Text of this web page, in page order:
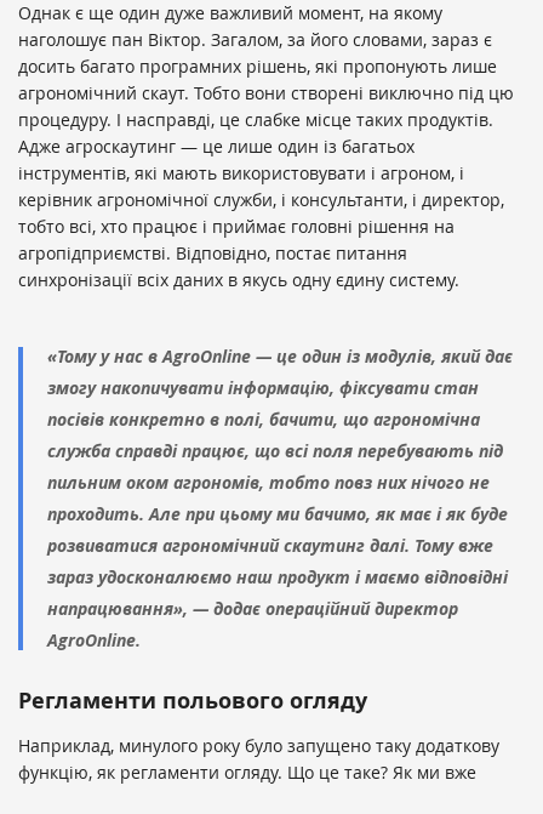
Однак є ще один дуже важливий момент, на якому
наголошує пан Віктор. Загалом, за його словами, зараз є
досить багато програмних рішень, які пропонують лише
агрономічний скаут. Тобто вони створені виключно під цю
процедуру. І насправді, це слабке місце таких продуктів.
Адже агроскаутинг — це лише один із багатьох
інструментів, які мають використовувати і агроном, і
керівник агрономічної служби, і консультанти, і директор,
тобто всі, хто працює і приймає головні рішення на
агропідприємстві. Відповідно, постає питання
синхронізації всіх даних в якусь одну єдину систему.
«Тому у нас в AgroOnline — це один із модулів, який дає
змогу накопичувати інформацію, фіксувати стан
посівів конкретно в полі, бачити, що агрономічна
служба справді працює, що всі поля перебувають під
пильним оком агрономів, тобто повз них нічого не
проходить. Але при цьому ми бачимо, як має і як буде
розвиватися агрономічний скаутинг далі. Тому вже
зараз удосконалюємо наш продукт і маємо відповідні
напрацювання», — додає операційний директор
AgroOnline.
Регламенти польового огляду
Наприклад, минулого року було запущено таку додаткову
функцію, як регламенти огляду. Що це таке? Як ми вже